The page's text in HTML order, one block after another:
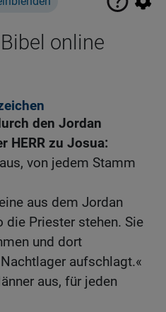
online
den Jordan
HERR zu Josua:
von jedem Stamm
aus dem Jordan
die Priester stehen. Sie
und dort
aufschlagt.«
aus, für jeden